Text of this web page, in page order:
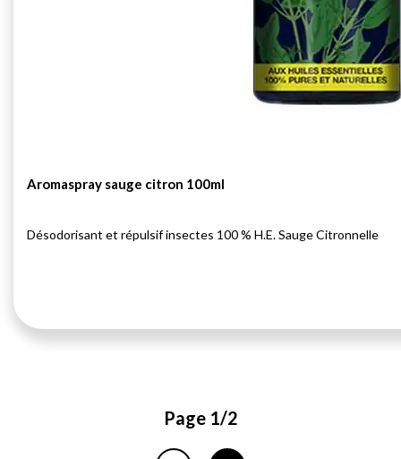
Aromaspray sauge citron 100ml
Désodorisant et répulsif insectes 100 % H.E. Sauge Citronnelle
Page 1/2